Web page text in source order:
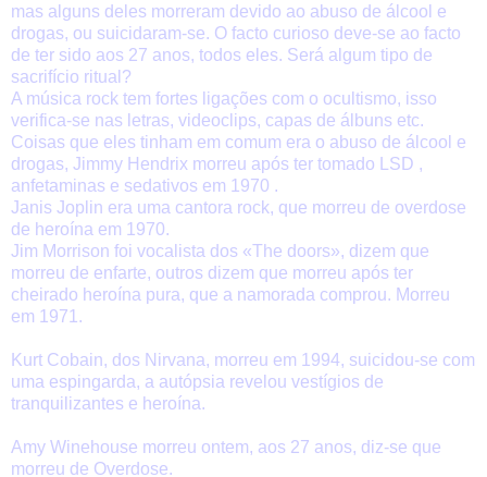
mas alguns deles morreram devido ao abuso de álcool e
drogas, ou suicidaram-se. O facto curioso deve-se ao facto
de ter sido aos 27 anos, todos eles. Será algum tipo de
sacrifício ritual?
A música rock tem fortes ligações com o ocultismo, isso
verifica-se nas letras, videoclips, capas de álbuns etc.
Coisas que eles tinham em comum era o abuso de álcool e
drogas, Jimmy Hendrix morreu após ter tomado LSD ,
anfetaminas e sedativos em 1970 .
Janis Joplin era uma cantora rock, que morreu de overdose
de heroína em 1970.
Jim Morrison foi vocalista dos «The doors», dizem que
morreu de enfarte, outros dizem que morreu após ter
cheirado heroína pura, que a namorada comprou. Morreu
em 1971.
Kurt Cobain, dos Nirvana, morreu em 1994, suicidou-se com
uma espingarda, a autópsia revelou vestígios de
tranquilizantes e heroína.
Amy Winehouse morreu ontem, aos 27 anos, diz-se que
morreu de Overdose.